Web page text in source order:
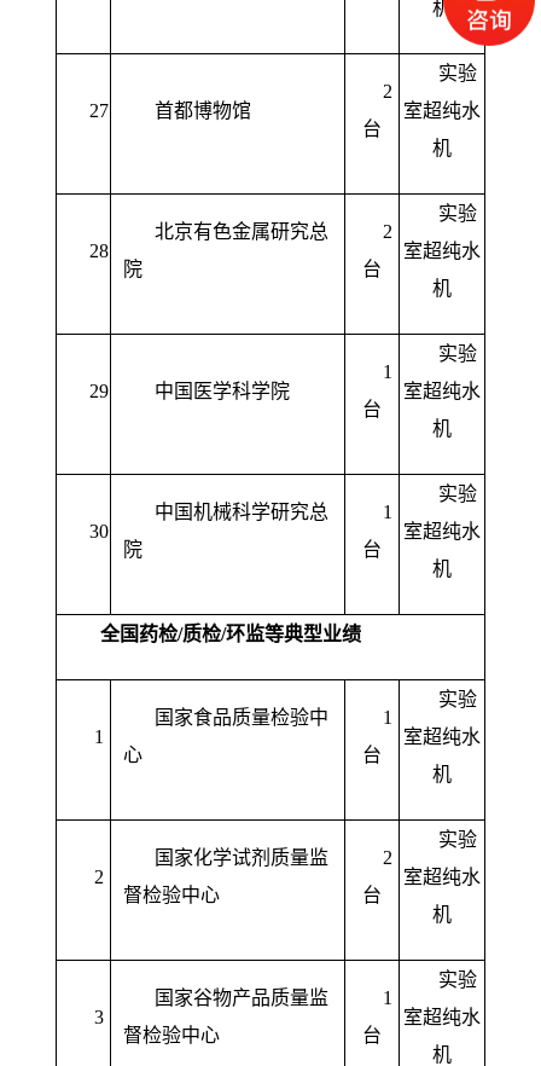
机
27 首都博物馆
2
台
实验
室超纯水
机
28
北京有色金属研究总
院
2
台
实验
室超纯水
机
29 中国医学科学院
1
台
实验
室超纯水
机
30
中国机械科学研究总
院
1
台
实验
室超纯水
机
全国药检/质检/环监等典型业绩
1
国家食品质量检验中
心
1
台
实验
室超纯水
机
2
国家化学试剂质量监
督检验中心
2
台
实验
室超纯水
机
3
国家谷物产品质量监
督检验中心
1
台
实验
室超纯水
机